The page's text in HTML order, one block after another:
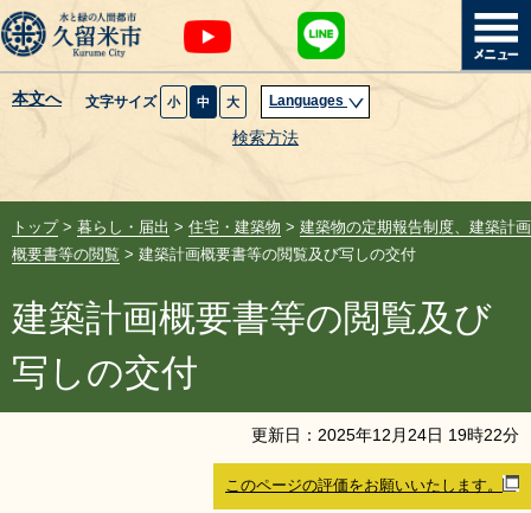
本文へ 文字サイズ 小 中 大 Languages
検索方法
暮らし・届出
健康・医療・福祉
観光魅力・イベント
創業・産業・ビジネス
組織から探す
トップ> 暮らし・届出 > 住宅・建築物 > 建築物の定期報告制度、建築計画
概要書等の閲覧 > 建築計画概要書等の閲覧及び写しの交付
建築計画概要書等の閲覧及び
写しの交付
更新日： 2025年12 月 24日 19時22分
このページの評価をお願いいたします。